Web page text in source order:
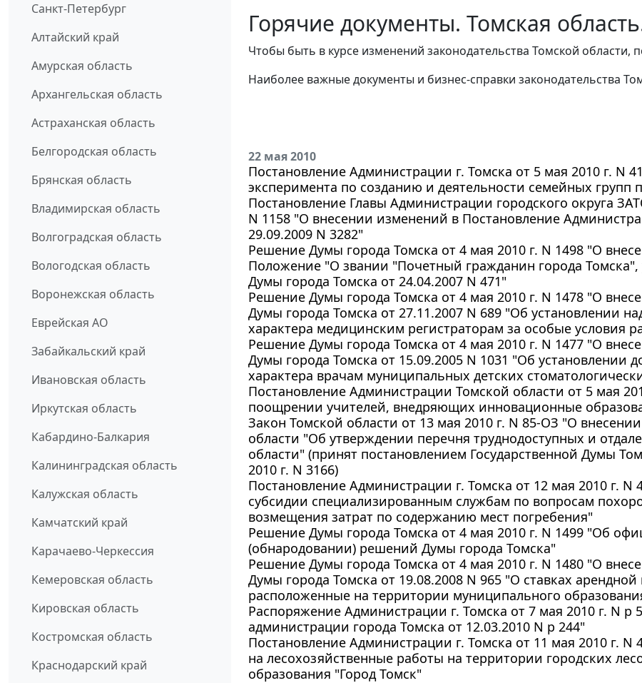
Санкт-Петербург
Алтайский край
Амурская область
Архангельская область
Астраханская область
Белгородская область
Брянская область
Владимирская область
Волгоградская область
Вологодская область
Воронежская область
Еврейская АО
Забайкальский край
Ивановская область
Иркутская область
Кабардино-Балкария
Калининградская область
Калужская область
Камчатский край
Карачаево-Черкессия
Кемеровская область
Кировская область
Костромская область
Краснодарский край
Горячие документы. Томская
Чтобы быть в курсе изменений законодательства Томской области,
Наиболее важные документы и бизнес-справки законодательства
22 мая 2010
Постановление Администрации г. Томска от 5 мая 2010 г. N
эксперимента по созданию и деятельности семейных групп
Постановление Главы Администрации городского округа
N 1158 "О внесении изменений в Постановление
29.09.2009 N 3282"
Решение Думы города Томска от 4 мая 2010 г. N 1498 "О
Положение "О звании "Почетный гражданин города
Думы города Томска от 24.04.2007 N 471"
Решение Думы города Томска от 4 мая 2010 г. N 1478 "О
Думы города Томска от 27.11.2007 N 689 "Об установлении
характера медицинским регистраторам за особые условия
Решение Думы города Томска от 4 мая 2010 г. N 1477 "О
Думы города Томска от 15.09.2005 N 1031 "Об установлении
характера врачам муниципальных детских
Постановление Администрации Томской области от 5 мая
поощрении учителей, внедряющих инновационные
Закон Томской области от 13 мая 2010 г. N 85-ОЗ "О
области "Об утверждении перечня труднодоступных и
области" (принят постановлением Государственной Думы
2010 г. N 3166)
Постановление Администрации г. Томска от 12 мая 2010 г. N
субсидии специализированным службам по вопросам
возмещения затрат по содержанию мест погребения"
Решение Думы города Томска от 4 мая 2010 г. N 1499 "Об
(обнародовании) решений Думы города Томска"
Решение Думы города Томска от 4 мая 2010 г. N 1480 "О
Думы города Томска от 19.08.2008 N 965 "О ставках
расположенные на территории муниципального
Распоряжение Администрации г. Томска от 7 мая 2010 г. N
администрации города Томска от 12.03.2010 N р 244"
Постановление Администрации г. Томска от 11 мая 2010 г.
на лесохозяйственные работы на территории городских
образования "Город Томск"